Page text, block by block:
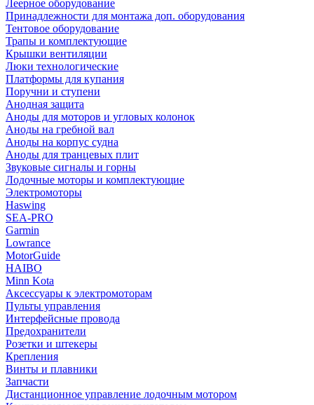
Леерное оборудование
Принадлежности для монтажа доп. оборудования
Тентовое оборудование
Трапы и комплектующие
Крышки вентиляции
Люки технологические
Платформы для купания
Поручни и ступени
Анодная защита
Аноды для моторов и угловых колонок
Аноды на гребной вал
Аноды на корпус судна
Аноды для транцевых плит
Звуковые сигналы и горны
Лодочные моторы и комплектующие
Электромоторы
Haswing
SEA-PRO
Garmin
Lowrance
MotorGuide
HAIBO
Minn Kota
Аксессуары к электромоторам
Пульты управления
Интерфейсные провода
Предохранители
Розетки и штекеры
Крепления
Винты и плавники
Запчасти
Дистанционное управление лодочным мотором